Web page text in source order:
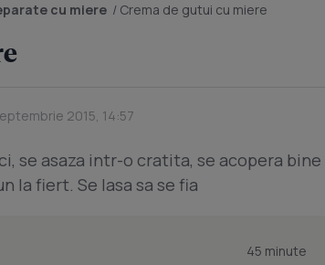
cu miere / Crema de gutui cu miere
2015, 14:57
se asaza intr-o cratita, se acopera bine
la fiert. Se lasa sa se fia
45 minute